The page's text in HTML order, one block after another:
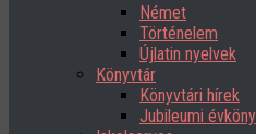
Német
Történelem
Újlatin nyelvek
Könyvtár
Könyvtári hírek
Jubileumi